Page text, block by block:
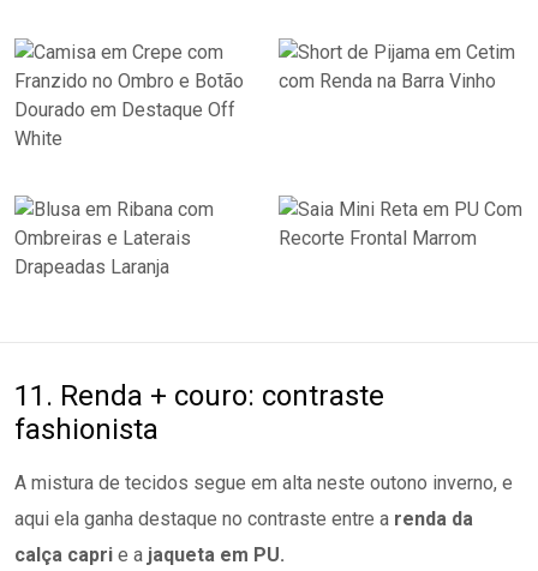
11. Renda + couro: contraste
fashionista
A mistura de tecidos segue em alta neste outono inverno, e
aqui ela ganha destaque no contraste entre a renda da
calça capri e a jaqueta em PU.